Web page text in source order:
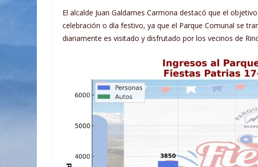
El alcalde Juan Galdames Carmona destacó que el
celebración o día festivo, ya que el Parque Comunal se
diariamente es visitado y disfrutado por los vecinos de